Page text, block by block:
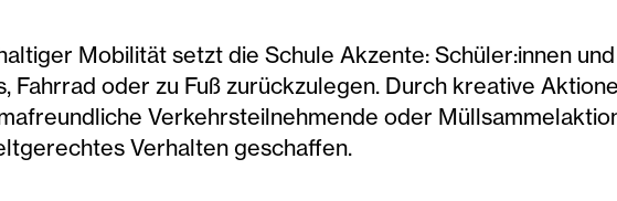
Mobilität setzt die Schule Akzente: Schüler:innen
Fahrrad oder zu Fuß zurückzulegen. Durch kreative
Verkehrsteilnehmende oder
Verhalten geschaffen.